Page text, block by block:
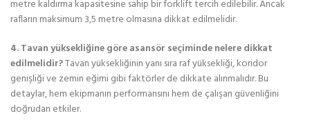
metre kaldırma kapasitesine sahip bir forklift tercih edilebilir. Ancak
rafların maksimum 3,5 metre olmasına dikkat edilmelidir.
4. Tavan yüksekliğine göre asansör seçiminde nelere dikkat
edilmelidir?Tavan yüksekliğinin yanı sıra raf yüksekliği, koridor
genişliği ve zemin eğimi gibi faktörler de dikkate alınmalıdır. Bu
detaylar, hem ekipmanın performansını hem de çalışan güvenliğini
doğrudan etkiler.